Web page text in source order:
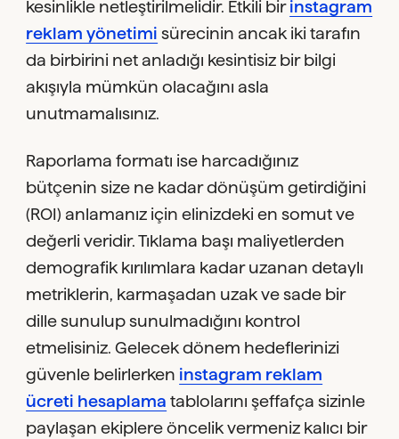
kesinlikle netleştirilmelidir. Etkili bir instagram
reklam yönetimi sürecinin ancak iki tarafın
da birbirini net anladığı kesintisiz bir bilgi
akışıyla mümkün olacağını asla
unutmamalısınız.
Raporlama formatı ise harcadığınız
bütçenin size ne kadar dönüşüm getirdiğini
(ROI) anlamanız için elinizdeki en somut ve
değerli veridir. Tıklama başı maliyetlerden
demografik kırılımlara kadar uzanan detaylı
metriklerin, karmaşadan uzak ve sade bir
dille sunulup sunulmadığını kontrol
etmelisiniz. Gelecek dönem hedeflerinizi
güvenle belirlerken instagram reklam
ücreti hesaplama tablolarını şeffafça sizinle
paylaşan ekiplere öncelik vermeniz kalıcı bir